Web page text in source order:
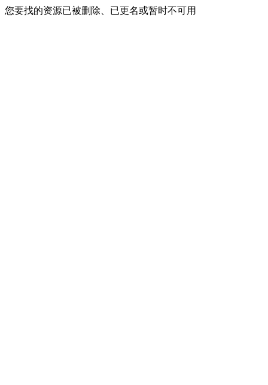
您要找的资源已被删除、已更名或暂时不可用